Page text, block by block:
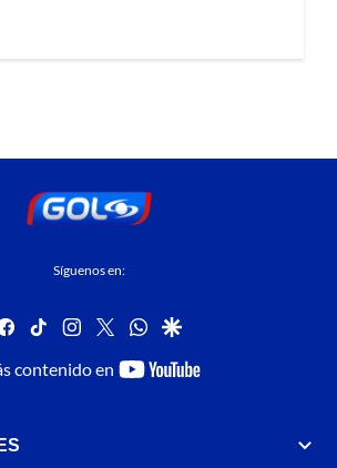
Síguenos en:
facebook
tiktok instagram
twitterwhatsapp
google
contenido en
youtube-